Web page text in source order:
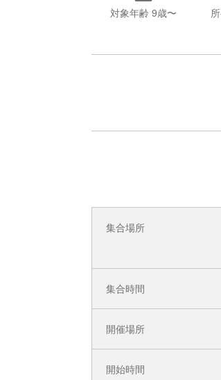
対象年齢 9歳〜
集合場所
集合時間
開催場所
開始時間